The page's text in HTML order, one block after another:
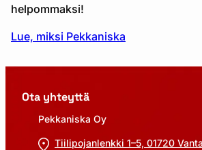
helpommaksi!
Lue, miksi Pekkaniska
Ota yhteyttä
Pekkaniska Oy
Tiilipojanlenkki 1–5, 01720